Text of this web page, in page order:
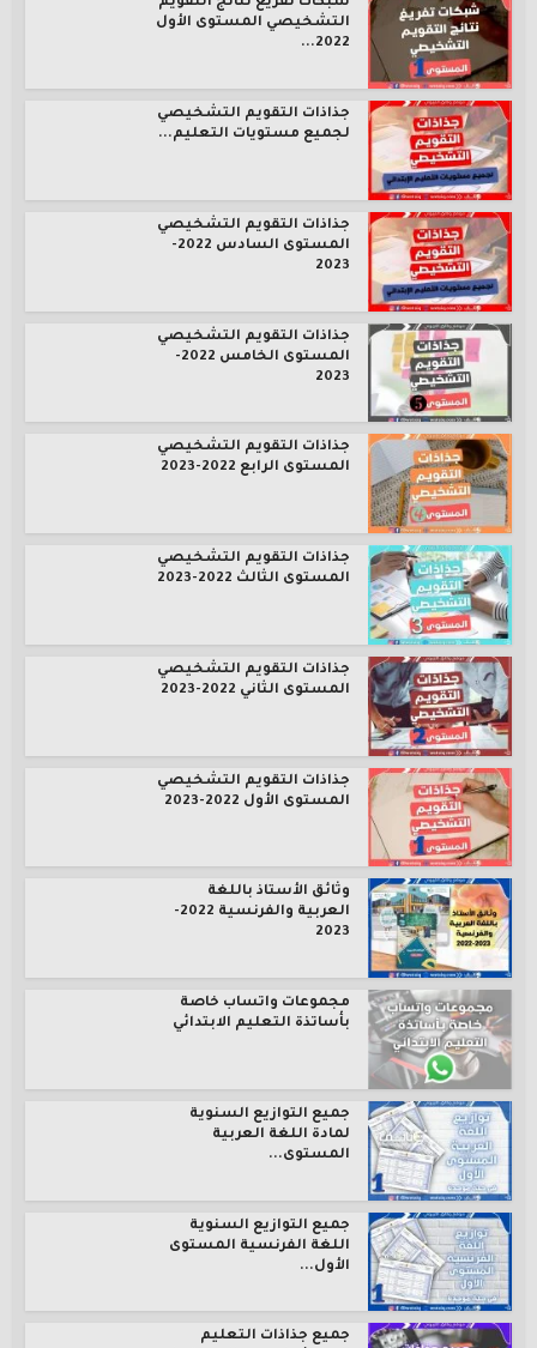
شبكات تفريغ نتائج التقويم
التشخيصي المستوى الأول
2022...
جذاذات التقويم التشخيصي
لجميع مستويات التعليم...
جذاذات التقويم التشخيصي
المستوى السادس 2022-
2023
جذاذات التقويم التشخيصي
المستوى الخامس 2022-
2023
جذاذات التقويم التشخيصي
المستوى الرابع 2022-2023
جذاذات التقويم التشخيصي
المستوى الثالث 2022-2023
جذاذات التقويم التشخيصي
المستوى الثاني 2022-2023
جذاذات التقويم التشخيصي
المستوى الأول 2022-2023
وثائق الأستاذ باللغة
العربية والفرنسية 2022-
2023
مجموعات واتساب خاصة
بأساتذة التعليم الابتدائي
جميع التوازيع السنوية
لمادة اللغة العربية
المستوى...
جميع التوازيع السنوية
اللغة الفرنسية المستوى
الأول...
جميع جذاذات التعليم